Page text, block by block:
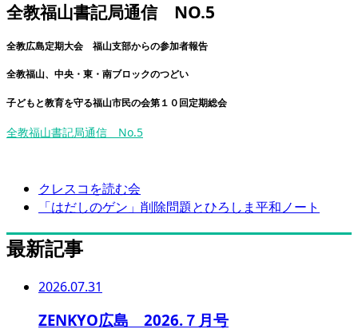
全教福山書記局通信 NO.5
全教広島定期大会 福山支部からの参加者報告
全教福山、中央・東・南ブロックのつどい
子どもと教育を守る福山市民の会第１０回定期総会
全教福山書記局通信 No.5
クレスコを読む会
「はだしのゲン」削除問題とひろしま平和ノート
最新記事
2026.07.31
ZENKYO広島 2026.７月号